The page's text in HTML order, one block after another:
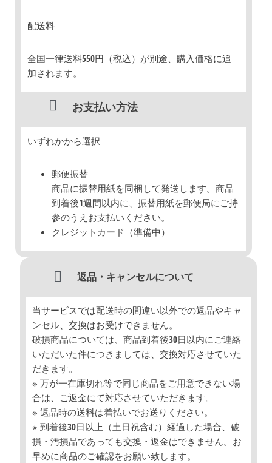
配送料
全国一律送料550円（税込）が別途、購入価格に追
加されます。
お支払い方法
いずれかから選択
郵便振替
商品に振替用紙を同梱して発送します。商品
到着後1週間以内に、振替用紙を郵便局にご持
参のうえお支払いください。
クレジットカード（準備中）
返品・キャンセルについて
当サービスでは配送時の間違い以外での返品やキャ
ンセル、交換はお受けできません。
破損商品については、商品到着後30日以内にご連絡
いただいた件につきましては、交換対応させていた
だきます。
※ 万が一在庫切れ等で同じ商品をご用意できない場
合は、ご返金にて対応させていただきます。
※ 返品時の送料は着払いでお送りください。
※ 到着後30日以上（土日祝含む）経過した場合、破
損・汚損品であっても交換・返金はできません。お
早めに商品のご確認をお願い致します。